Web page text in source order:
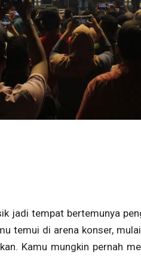
jadi tempat bertemunya
temui di arena konser,
Kamu mungkin pernah